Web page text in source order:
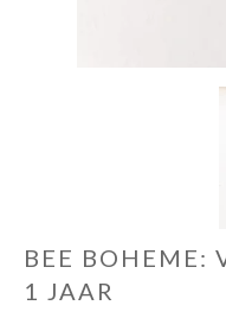
BEE BOHEME:
1 JAAR